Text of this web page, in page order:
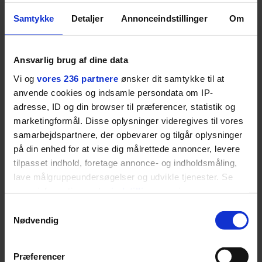
Samtykke Detaljer Annonceindstillinger Om
Ansvarlig brug af dine data
Vi og vores 236 partnere ønsker dit samtykke til at
anvende cookies og indsamle persondata om IP-
adresse, ID og din browser til præferencer, statistik og
marketingformål. Disse oplysninger videregives til vores
samarbejdspartnere, der opbevarer og tilgår oplysninger
på din enhed for at vise dig målrettede annoncer, levere
tilpasset indhold, foretage annonce- og indholdsmåling,
lave målgruppeundersøgelser og udvikle tjenester. Se
tilbage eller ændre indstillinger fra vores
"Cookiedeklaration", eller ved at trykke på "Privacy
Nødvendig
Præferencer
MODE
Dansk herretøjsmærke
vinder stor modepris –
og en masse penge
EUROWOMAN
Stor guide til Nice: Her
skal du spise, sove,
bade, drikke vin,
shoppe og se på kunst